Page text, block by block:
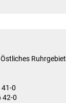
Ruhrgebiet
41-0
42-0